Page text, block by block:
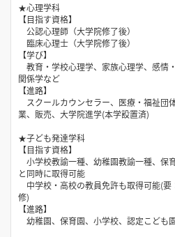
★心理学科
【目指す資格】
公認心理師（大学院修了後）
臨床心理士（大学院修了後）
【学び】
教育・学校心理学、家族心理学、感情
関係学など
【進路】
スクールカウンセラー、医療・福祉団
業、販売、大学院進学(本学設置済)
★子ども発達学科
【目指す資格】
小学校教諭一種、幼稚園教諭一種、保
と同時に取得可能
中学校・高校の教員免許も取得可能(要
修)
【進路】
幼稚園、保育園、小学校、認定こども